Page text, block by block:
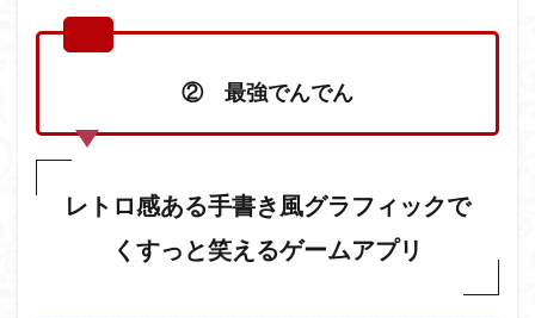
② 最強でんでん
レトロ感ある手書き風グラフィックで
くすっと笑えるゲームアプリ